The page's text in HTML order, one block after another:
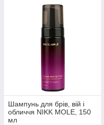
Шампунь для брів, вій і
обличчя NIKK MOLE, 150
мл